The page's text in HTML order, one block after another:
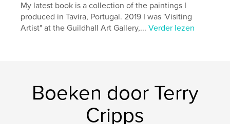
My latest book is a collection of the paintings I
produced in Tavira, Portugal. 2019 I was 'Visiting
Artist" at the Guildhall Art Gallery,...Verder lezen
Boeken door Terry
Cripps